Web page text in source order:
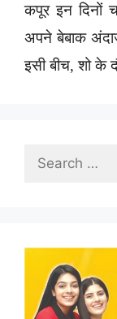
कपूर इन दिनों
अपने बेबाक
इसी बीच, शो के
Search